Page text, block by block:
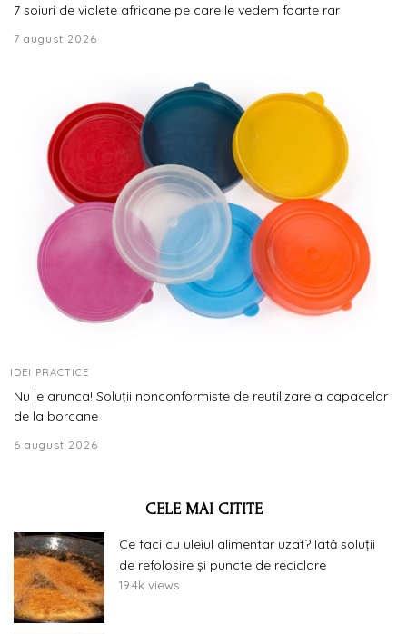
7 soiuri de violete africane pe care le vedem foarte rar
7 august 2026
IDEI PRACTICE
Nu le arunca! Soluții nonconformiste de reutilizare a capacelor
de la borcane
6 august 2026
CELE MAI CITITE
Ce faci cu uleiul alimentar uzat? Iată soluții
de refolosire și puncte de reciclare
19.4k views